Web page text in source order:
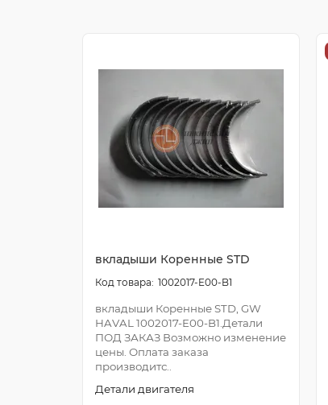
вкладыши Коренные STD
1002017-E00-B1
вкладыши Коренные STD, GW
HAVAL 1002017-E00-B1.Детали
ПОД ЗАКАЗ Возможно изменение
цены. Оплата заказа
производитс..
Детали двигателя